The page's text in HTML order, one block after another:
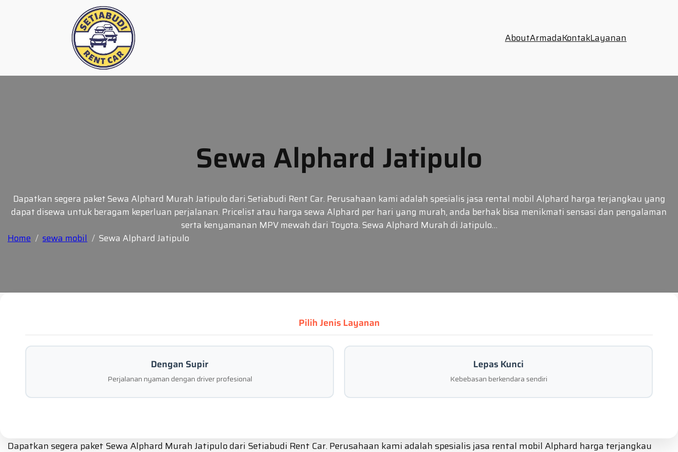
AboutArmadaKontakLayanan
Sewa Alphard Jatipulo
Dapatkan segera paket Sewa Alphard Murah Jatipulo dari Setiabudi Rent Car. Perusahaan kami adalah spesialis jasa rental mobil Alphard harga terjangkau yang
dapat disewa untuk beragam keperluan perjalanan. Pricelist atau harga sewa Alphard per hari yang murah, anda berhak bisa menikmati sensasi dan pengalaman
serta kenyamanan MPV mewah dari Toyota. Sewa Alphard Murah di Jatipulo…
Home
sewa mobil Sewa Alphard Jatipulo
Pilih Jenis Layanan
Dengan Supir
Perjalanan nyaman dengan driver profesional
Lepas Kunci
Kebebasan berkendara sendiri
Dapatkan segera paket Sewa Alphard Murah Jatipulo dari Setiabudi Rent Car. Perusahaan kami adalah spesialis jasa rental mobil Alphard harga terjangkau